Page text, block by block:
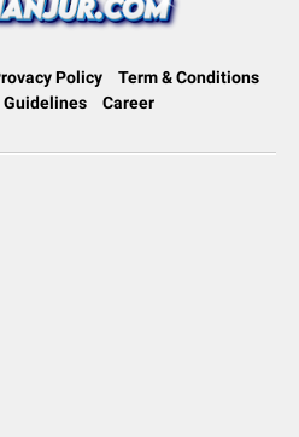
Policy
Term & Conditions
Guidelines
Career